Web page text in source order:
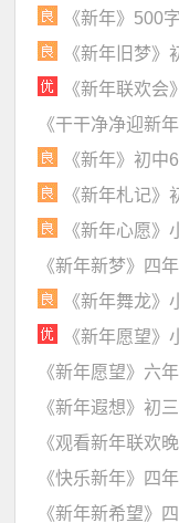
《新年》500
《新年旧梦
《新年联欢
《干干净净迎新
《新年》初
《新年札记
《新年心愿
《新年新梦》四
《新年舞龙
《新年愿望
《新年愿望》六
《新年遐想》初
《观看新年联欢
《快乐新年》四
《新年新希望》